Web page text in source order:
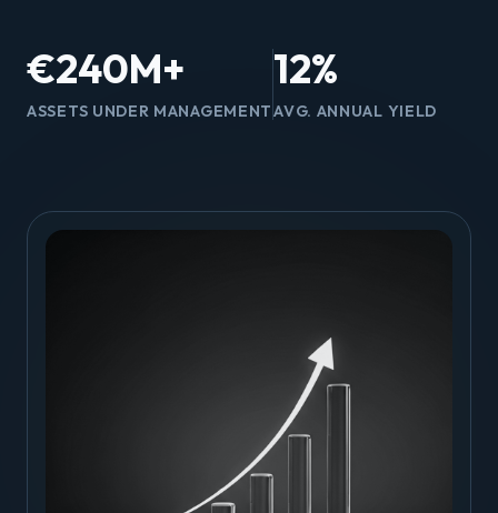
€240M+
ASSETS UNDER MANAGEMENT
12%
AVG. ANNUAL YIELD